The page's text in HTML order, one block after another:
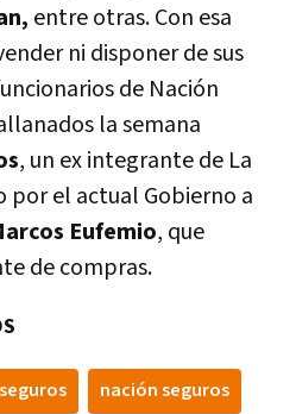
entre otras. Con esa
ni disponer de sus
de Nación
la semana
, un ex integrante de La
por el actual Gobierno a
Eufemio, que
de compras.
seguros nación seguros